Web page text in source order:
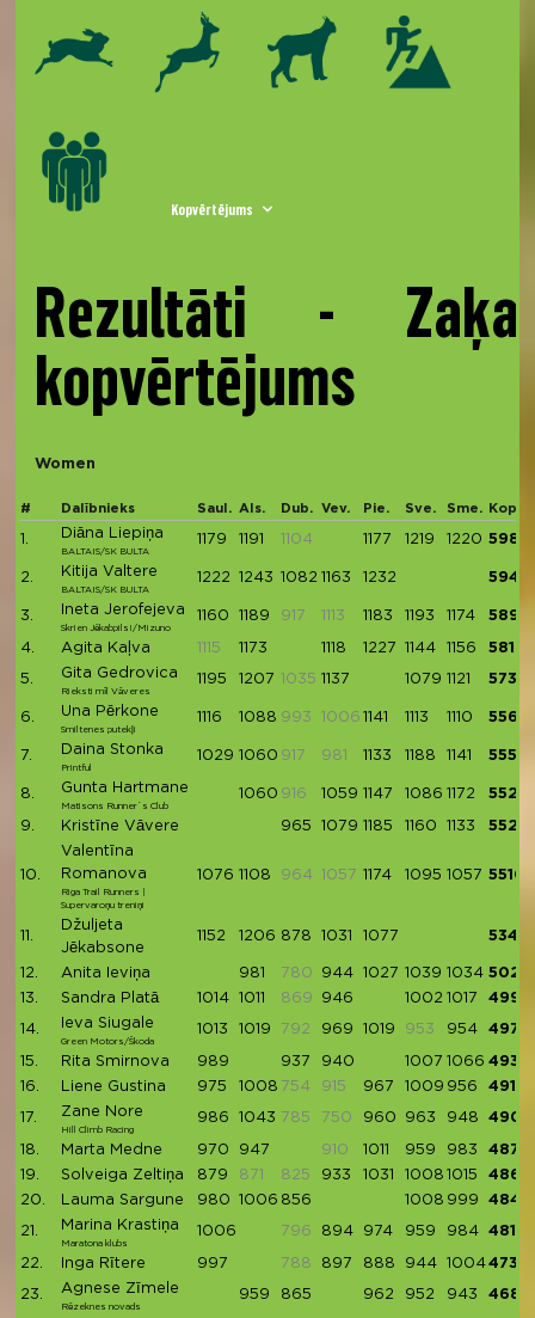
Kopvērtējums
Rezultāti - Zaķa
kopvērtējums
Women
# Dalībnieks Saul. Als. Dub. Vev. Pie. Sve. Sme. Kopā
1. Diāna Liepiņa
BALTAIS/SK BULTA
1179 1191 1104 1177 1219 1220 5986
2. Kitija Valtere
BALTAIS/SK BULTA
1222 1243 1082 1163 1232 5942
3. Ineta Jerofejeva
Skrien Jēkabpils!/Mizuno
1160 1189 917 1113 1183 1193 1174 5899
4. Agita Kaļva 1115 1173 1118 1227 1144 1156 5818
5. Gita Gedrovica
Rieksti mīl Vāveres
1195 1207 1035 1137 1079 1121 5739
6. Una Pērkone
Smiltenes putekļi
1116 1088 993 1006 1141 1113 1110 5568
7. Daina Stonka
Printful
1029 1060 917 981 1133 1188 1141 5551
8. Gunta Hartmane
Matisons Runner`s Club
1060 916 1059 1147 1086 1172 5524
9. Kristīne Vāvere 965 1079 1185 1160 1133 5522
10.
Valentīna
Romanova
Riga Trail Runners |
Supervaroņu treniņi
1076 1108 964 1057 1174 1095 1057 5510
11.
Džuljeta
Jēkabsone
1152 1206 878 1031 1077 5344
12. Anita Ieviņa 981 780 944 1027 1039 1034 5025
13.
Sandra Platā 1014 1011 869 946 1002 1017 4990
14. Ieva Siugale
Green Motors/Škoda
1013 1019 792 969 1019 953 954 4974
15. Rita Smirnova 989 937 940 1007 1066 4939
16.
Liene Gustina 975 1008 754 915 967 1009 956 4915
17. Zane Nore
Hill Climb Racing
986 1043 785 750 960 963 948 4900
18. Marta Medne 970 947 910 1011 959 983
4870
19.
Solveiga Zeltiņa 879 871 825 933 1031 1008 1015
4866
20.
Lauma Sargune 980 1006 856 1008 999 4849
21. Marina Krastiņa
Maratona klubs
1006 796 894 974 959 984 4817
22. Inga Rītere 997 788 897 888 944 10044730
23. Agnese Zīmele
Rēzeknes novads
959 865 962 952 943 4681